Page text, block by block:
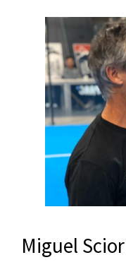
Miguel